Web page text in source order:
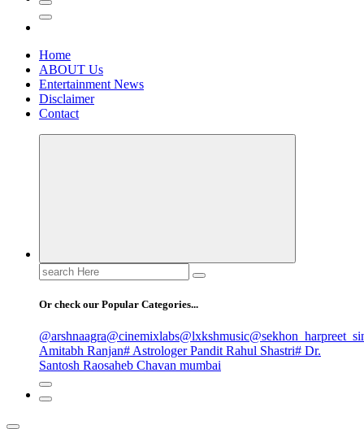
Home
ABOUT Us
Entertainment News
Disclaimer
Contact
Search
for:
Or check our Popular Categories...
@arshnaagra@cinemixlabs@lxkshmusic
Amitabh Ranjan# Astrologer Pandit Rahul Shastri# Dr.
Santosh Raosaheb Chavan mumbai